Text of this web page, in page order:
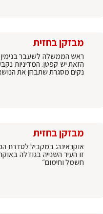
מבזקן בחזית
ראש הממשלה לשעבר בנימין
הזאת יש קפטן. המדיניות
נקים מסגרת שתבחן את
מבזקן בחזית
אוקראינה: במקביל לסדרת
זו העיר השנייה בגודלה
חשמל וחימום״